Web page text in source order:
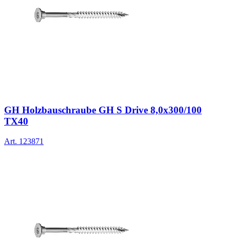
GH Holzbauschraube GH S Drive 8,0x300/100
TX40
Art. 123871